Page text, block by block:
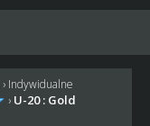
› Indywidualne
› U-20 : Gold